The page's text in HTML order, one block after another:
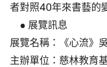
者對照40年來書藝的
● 展覽訊息
展覽名稱：《心流》
主辦單位：慈林教育